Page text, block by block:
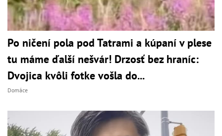
Po ničení pola pod Tatrami a kúpaní v plese
tu máme ďalší nešvár! Drzosť bez hraníc:
Dvojica kvôli fotke vošla do...
Domáce